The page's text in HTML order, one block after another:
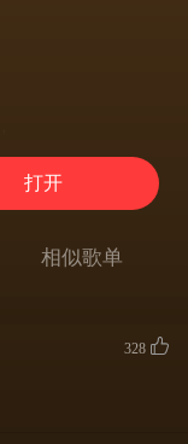
打开
相似歌单
328